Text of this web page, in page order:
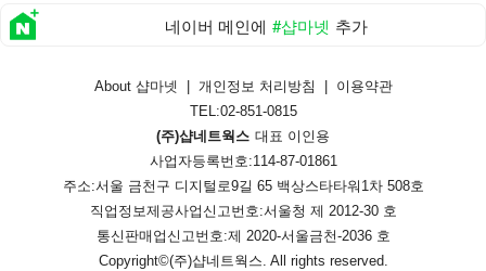
네이버 메인에 #샵마넷 추가
About 샵마넷 개인정보 처리방침
이용약관
TEL:02-851-0815
(주)샵네트웍스 대표 이인용
사업자등록번호:114-87-01861
주소:서울 금천구 디지털로9길 65 백상스타타워1차 508호
직업정보제공사업신고번호:서울청 제 2012-30 호
통신판매업신고번호:제 2020-서울금천-2036 호
Copyright©(주)샵네트웍스. All rights reserved.